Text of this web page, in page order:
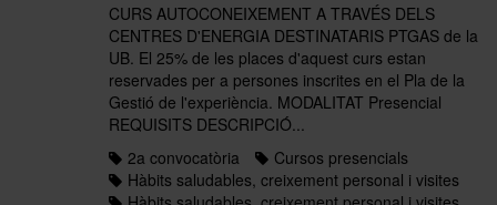
CURS AUTOCONEIXEMENT A TRAVÉS DELS
CENTRES D'ENERGIA DESTINATARIS PTGAS de la
UB. El 25% de les places d'aquest curs estan
reservades per a persones inscrites en el Pla de la
Gestió de l'experiència. MODALITAT Presencial
REQUISITS DESCRIPCIÓ...
2a convocatòria
Cursos presencials
Hàbits saludables, creixement personal i visites